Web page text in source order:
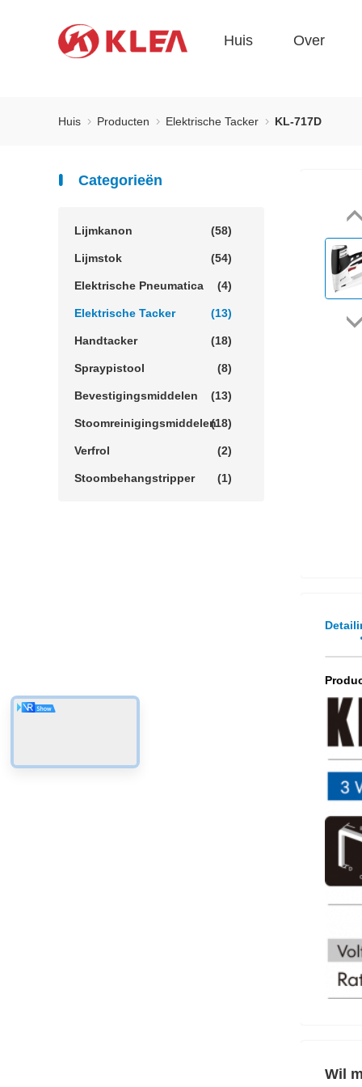
Huis Over
Huis Producten Elektrische Tacker KL-717D
Categorieën
Lijmkanon (58)
Lijmstok (54)
Elektrische Pneumatica (4)
Elektrische Tacker (13)
Handtacker (18)
Spraypistool (8)
Bevestigingsmiddelen (13)
Stoomreinigingsmiddelen(18)
Verfrol (2)
Stoombehangstripper (1)
Wil